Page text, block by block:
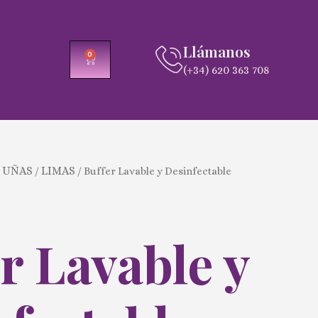
0
CARRITO
Llámanos
(+34) 620 363 708
/ LIMAS / Buffer Lavable y Desinfectable
Lavable y